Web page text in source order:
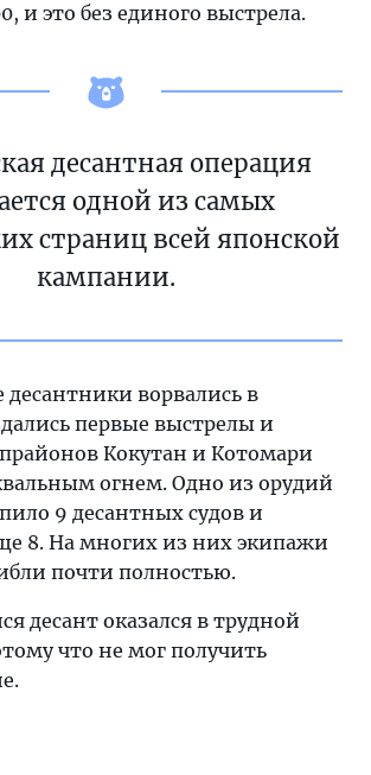
и это без единого выстрела.
десантная операция
одной из самых
страниц всей японской
кампании.
десантники ворвались в
первые выстрелы и
Кокутан и Котомари
огнем. Одно из орудий
9 десантных судов и
8. На многих из них экипажи
почти полностью.
десант оказался в трудной
что не мог получить